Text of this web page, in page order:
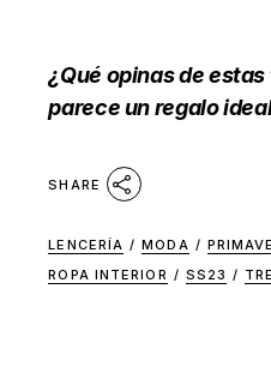
¿Qué opinas de
parece un regalo
SHARE
LENCERÍA / MODA /
ROPA INTERIOR / SS23 /